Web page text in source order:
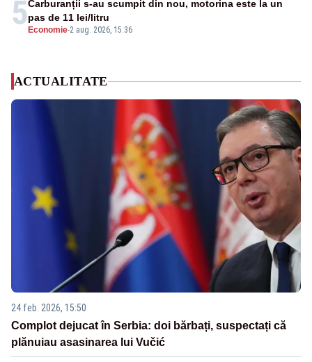
5 Economie-2 aug. 2026, 15:36
Carburanții s-au scumpit din nou, motorina este la un
pas de 11 lei/litru
ACTUALITATE
24 feb. 2026, 15:50
Complot dejucat în Serbia: doi bărbați, suspectați că
plănuiau asasinarea lui Vučić